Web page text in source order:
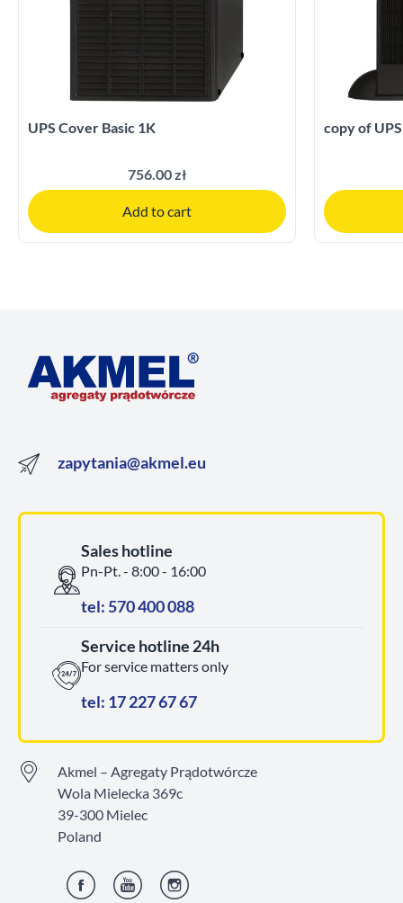
UPS Cover Basic 1K
756.00 zł
Add to cart
copy of
zapytania@akmel.eu
Sales hotline
Pn-Pt. - 8:00 - 16:00
tel: 570 400 088
Service hotline 24h
For service matters only
tel: 17 227 67 67
Akmel – Agregaty Prądotwórcze
Wola Mielecka 369c
39-300 Mielec
Poland